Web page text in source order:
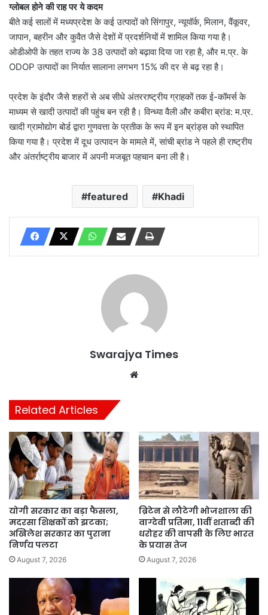
ग्लोबल होने की राह पर ये कदम
बीते कई सालों में मध्यप्रदेश के कई उत्पादों को सिंगापुर, न्यूयॉर्क, मिलान, वैंकूवर,
जापान, बहरीन और कुवैत जैसे देशों में प्रदर्शनियों में शामिल किया गया है।
ओडीओपी के तहत राज्य के 38 उत्पादों को बढ़ावा दिया जा रहा है, और म.प्र. के
ODOP उत्पादों का निर्यात सालाना लगभग 15% की दर से बढ़ रहा है।
प्रदेश के इंदौर जैसे शहरों से अब सीधे अंतरराष्ट्रीय ग्राहकों तक ई-कॉमर्स के
माध्यम से खादी उत्पादों की पहुंच बन रही है। विन्ध्या वैली और कबीरा ब्रांड: म.प्र.
खादी ग्रामोद्योग बोर्ड द्वारा गुणवत्ता के प्रतीक के रूप में इन ब्रांड्स को स्थापित
किया गया है। प्रदेश में दूध उत्पादन के मामले में, सांची ब्रांड ने पहले ही राष्ट्रीय
और अंतर्राष्ट्रीय बाजार में अपनी मजबूत पहचान बना ली है।
featured Khadi
Swarajya Times
Related Articles
योगी सरकार का बड़ा फैसला,
मदरसा शिक्षकों को झटका;
अखिलेश सरकार का पुराना
निर्णय पलटा
August 7, 2026
ब्रिटेन से लौटेगी भोजशाला की
वाग्देवी प्रतिमा, 11वीं शताब्दी की
धरोहर की वापसी के लिए भारत
के प्रयास तेज
August 7, 2026